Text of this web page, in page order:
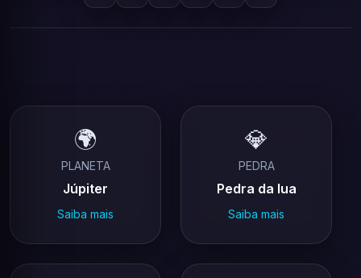
🌍
PLANETA
Júpiter
Saiba mais
💎
PEDRA
Pedra da lua
Saiba mais